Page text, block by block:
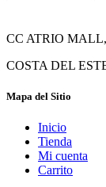
CC ATRIO
COSTA DEL
Mapa del Sitio
Inicio
Tienda
Mi cuenta
Carrito